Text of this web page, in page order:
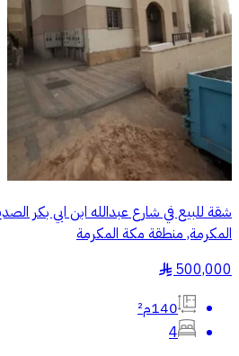
شقة للبيع في شارع عبدالله ابن ابي بكر
المكرمة, منطقة مكة المكرمة
500,000
§
140م²
4